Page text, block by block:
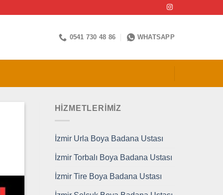
0541 730 48 86 WHATSAPP
HİZMETLERİMİZ
İzmir Urla Boya Badana Ustası
İzmir Torbalı Boya Badana Ustası
İzmir Tire Boya Badana Ustası